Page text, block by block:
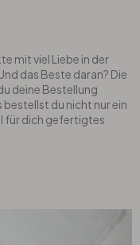
mit viel Liebe in der
das Beste daran? Die
deine Bestellung
du nicht nur ein
für dich gefertigtes